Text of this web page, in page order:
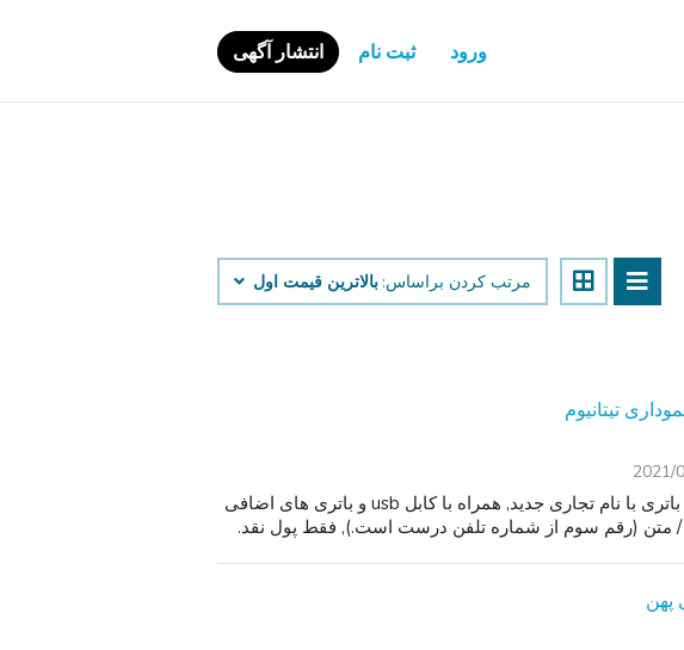
ورود ثبت نام انتشار آگهی
مرتب کردن براساس: بالاترین قیمت اول
2021/
Ti-84 بعلاوه:$40. تیتانیوم ti-89: $50. باتری با نام تجاری جدید, همراه با کابل usb و باتری های اضافی
/ متن (رقم سوم از شماره تلفن درست است.), فقط پول نقد.